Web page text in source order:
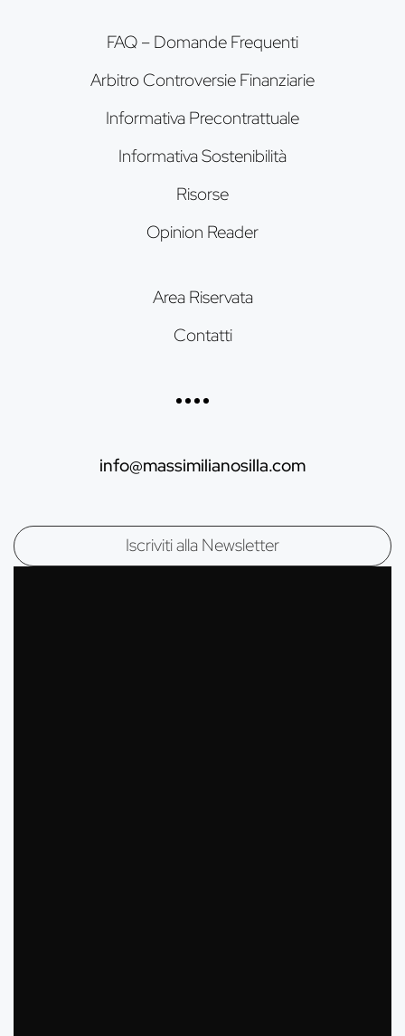
FAQ – Domande Frequenti
Arbitro Controversie Finanziarie
Informativa Precontrattuale
Informativa Sostenibilità
Risorse
Opinion Reader
Area Riservata
Contatti
info@massimilianosilla.com
Iscriviti alla Newsletter
Mailing list di Massimiliano Silla
Nome: